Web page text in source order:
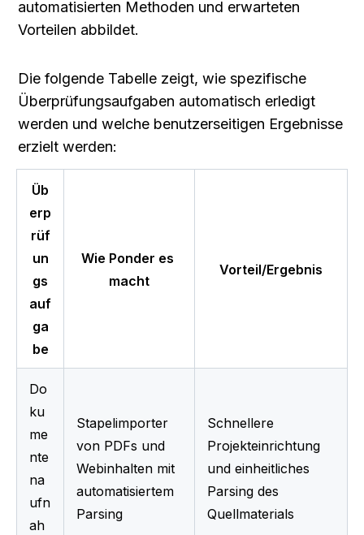
automatisierten Methoden und erwarteten
Vorteilen abbildet.
Die folgende Tabelle zeigt, wie spezifische
Überprüfungsaufgaben automatisch erledigt
werden und welche benutzerseitigen Ergebnisse
erzielt werden:
Üb
erp
rüf
un
gs
auf
ga
be
Wie Ponder es
macht
Vorteil/Ergebnis
Do
ku
me
nte
na
ufn
ah
Stapelimporter
von PDFs und
Webinhalten mit
automatisiertem
Parsing
Schnellere
Projekteinrichtung
und einheitliches
Parsing des
Quellmaterials